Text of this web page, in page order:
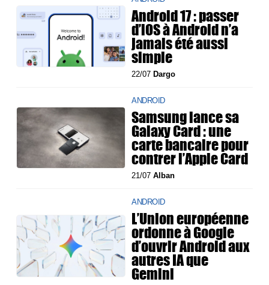
Android 17 : passer
d’iOS à Android n’a
jamais été aussi
simple
22/07Dargo
ANDROID
Samsung lance sa
Galaxy Card : une
carte bancaire pour
contrer l’Apple Card
21/07Alban
ANDROID
L’Union européenne
ordonne à Google
d’ouvrir Android aux
autres IA que
Gemini